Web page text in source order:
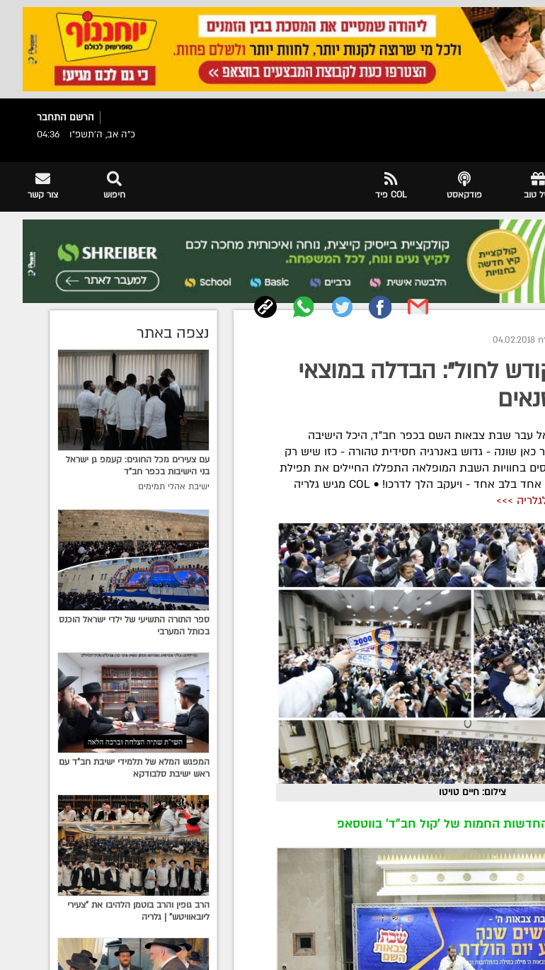
הרשם התחבר
כ"ה אב, ה׳תשפ״ו
04:36
טוב פודקאסט COL פיד צור קשר חיפוש
לחול": הבדלה במוצאי
עבר שבת צבאות השם בכפר חב"ד, היכל הישיבה
כאן שונה - גדוש באנרגיה חסידית טהורה - כזו שיש רק
בחוויות השבת המופלאה התפללו החיילים את תפילת
ערבית ושמעו הבדלה כאיש אחד בלב אחד - ויעקב הלך לדרכו! • COL מגיש גלריה
>>>
צילום: חיים טויטו
החמות של 'קול חב"ד' בווטסאפ
נצפה באתר
עם צעירים מכל החוגים: קעמפ גן ישראל
בני הישיבות בכפר חב"ד
ישיבת אהלי תמימים
ספר התורה התשיעי של ילדי ישראל הוכנס
בכותל המערבי
המפגש המלא של תלמידי ישיבת חב"ד עם
ראש ישיבת סלבודקא
הרב גופין והרב בוטמן הלהיבו את "צעירי
ליובאוויטש" | גלריה